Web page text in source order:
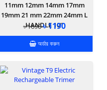
11mm 12mm 14mm 17mm
19mm 21 mm 22mm 24mm L
HANDLE 10"
৳ 1690৳ 1190
অর্ডার করুন